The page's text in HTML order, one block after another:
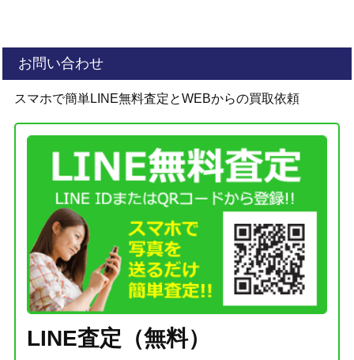
お問い合わせ
スマホで簡単LINE無料査定とWEBからの買取依頼
LINE査定（無料）